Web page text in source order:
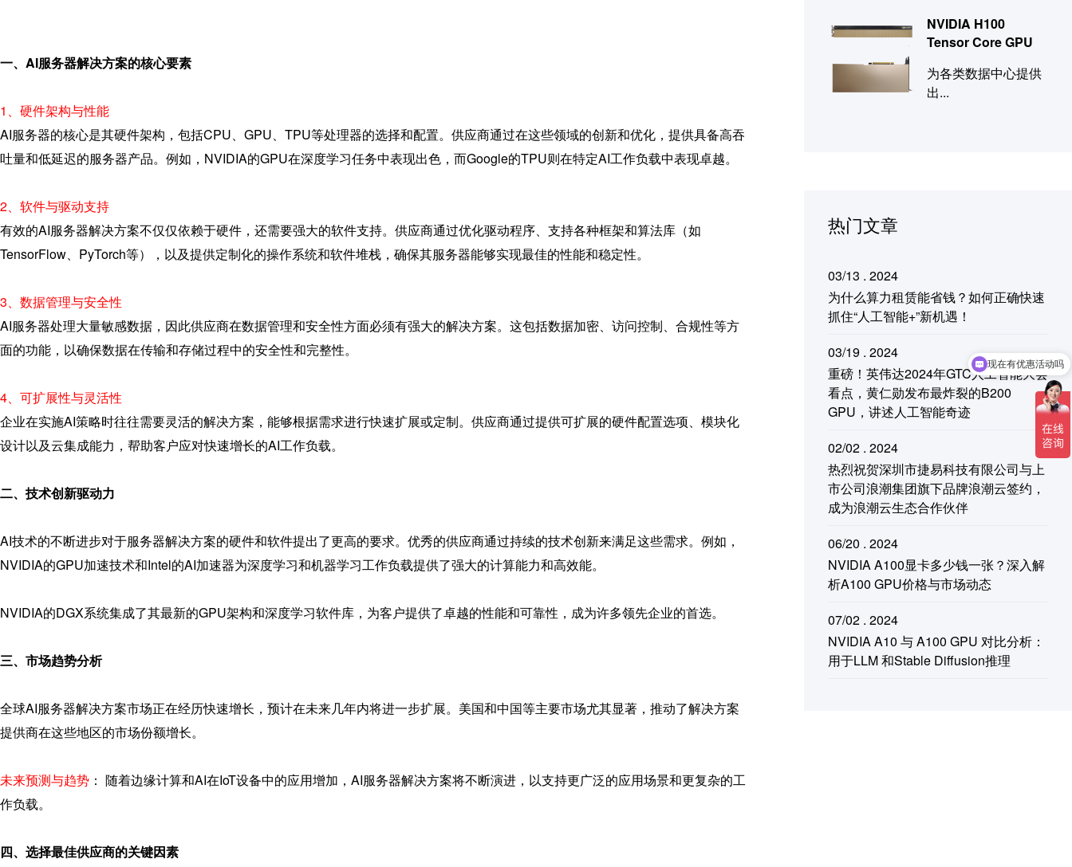
一、AI服务器解决方案的核心要素
1、硬件架构与性能
AI服务器的核心是其硬件架构，包括CPU、GPU、TPU等处理器的选择和配置。供应商通过在这些领域的创新和优化，提供具备高吞
吐量和低延迟的服务器产品。例如，NVIDIA的GPU在深度学习任务中表现出色，而Google的TPU则在特定AI工作负载中表现卓越。
2、软件与驱动支持
有效的AI服务器解决方案不仅仅依赖于硬件，还需要强大的软件支持。供应商通过优化驱动程序、支持各种框架和算法库（如
TensorFlow、PyTorch等），以及提供定制化的操作系统和软件堆栈，确保其服务器能够实现最佳的性能和稳定性。
3、数据管理与安全性
AI服务器处理大量敏感数据，因此供应商在数据管理和安全性方面必须有强大的解决方案。这包括数据加密、访问控制、合规性等方
面的功能，以确保数据在传输和存储过程中的安全性和完整性。
4、可扩展性与灵活性
企业在实施AI策略时往往需要灵活的解决方案，能够根据需求进行快速扩展或定制。供应商通过提供可扩展的硬件配置选项、模块化
设计以及云集成能力，帮助客户应对快速增长的AI工作负载。
二、技术创新驱动力
AI技术的不断进步对于服务器解决方案的硬件和软件提出了更高的要求。优秀的供应商通过持续的技术创新来满足这些需求。例如，
NVIDIA的GPU加速技术和Intel的AI加速器为深度学习和机器学习工作负载提供了强大的计算能力和高效能。
NVIDIA的DGX系统集成了其最新的GPU架构和深度学习软件库，为客户提供了卓越的性能和可靠性，成为许多领先企业的首选。
三、市场趋势分析
全球AI服务器解决方案市场正在经历快速增长，预计在未来几年内将进一步扩展。美国和中国等主要市场尤其显著，推动了解决方案
提供商在这些地区的市场份额增长。
未来预测与趋势 ： 随着边缘计算和AI在IoT设备中的应用增加，AI服务器解决方案将不断演进，以支持更广泛的应用场景和更复杂的工
作负载。
四、选择最佳供应商的关键因素
NVIDIA H100
Tensor Core GPU
为各类数据中心提供
出...
热门文章
03/13 . 2024
为什么算力租赁能省钱？如何正确快速
抓住“人工智能+”新机遇！
03/19 . 2024
重磅！英伟达2024年GTC人工智能大会
看点，黄仁勋发布最炸裂的B200
GPU，讲述人工智能奇迹
02/02 . 2024
热烈祝贺深圳市捷易科技有限公司与上
市公司浪潮集团旗下品牌浪潮云签约，
成为浪潮云生态合作伙伴
06/20 . 2024
NVIDIA A100显卡多少钱一张？深入解
析A100 GPU价格与市场动态
07/02 . 2024
NVIDIA A10 与 A100 GPU 对比分析：
用于LLM 和Stable Diffusion推理
可以介绍下你们的产品么